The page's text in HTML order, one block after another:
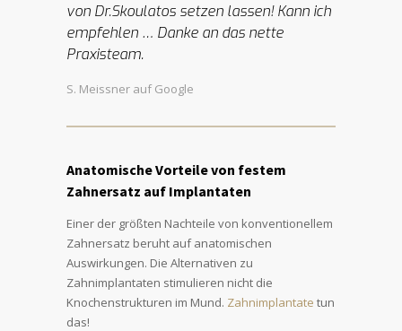
von Dr.Skoulatos setzen lassen! Kann ich
empfehlen … Danke an das nette
Praxisteam.
S. Meissner auf Google
Anatomische Vorteile von festem
Zahnersatz auf Implantaten
Einer der größten Nachteile von konventionellem
Zahnersatz beruht auf anatomischen
Auswirkungen. Die Alternativen zu
Zahnimplantaten stimulieren nicht die
Knochenstrukturen im Mund. Zahnimplantate tun
das!